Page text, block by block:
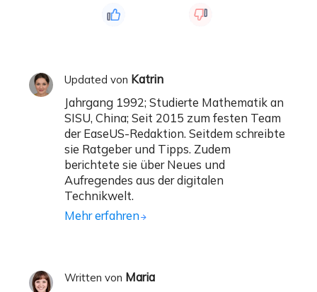
Updated von Katrin
Jahrgang 1992; Studierte Mathematik an
SISU, China; Seit 2015 zum festen Team
der EaseUS-Redaktion. Seitdem schreibte
sie Ratgeber und Tipps. Zudem
berichtete sie über Neues und
Aufregendes aus der digitalen
Technikwelt.
Mehr erfahren
Written von Maria